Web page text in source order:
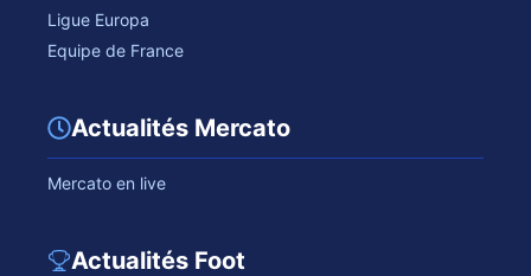
Ligue Europa
Equipe de France
Actualités Mercato
Mercato en live
Actualités Foot